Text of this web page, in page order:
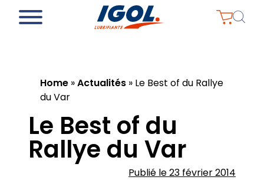
Home »Actualités » Le Best of du Rallye
du Var
Le Best of du
Rallye du Var
Publié le 23 février 2014